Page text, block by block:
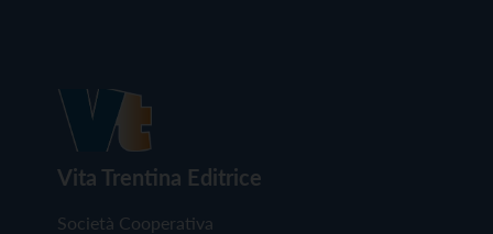
Vita Trentina Editrice
Società Cooperativa